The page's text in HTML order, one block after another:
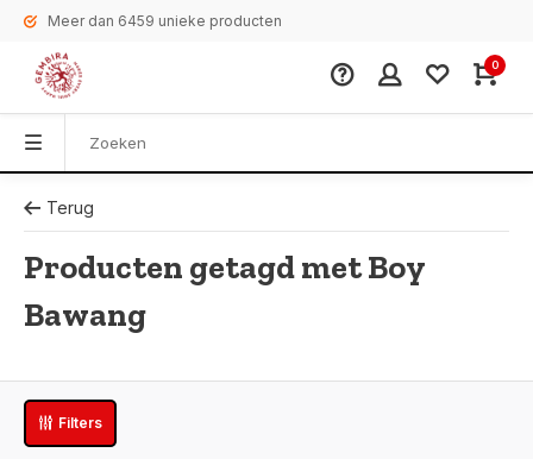
Meer dan 6459 unieke producten
0
Terug
Producten getagd met Boy
Bawang
Filters